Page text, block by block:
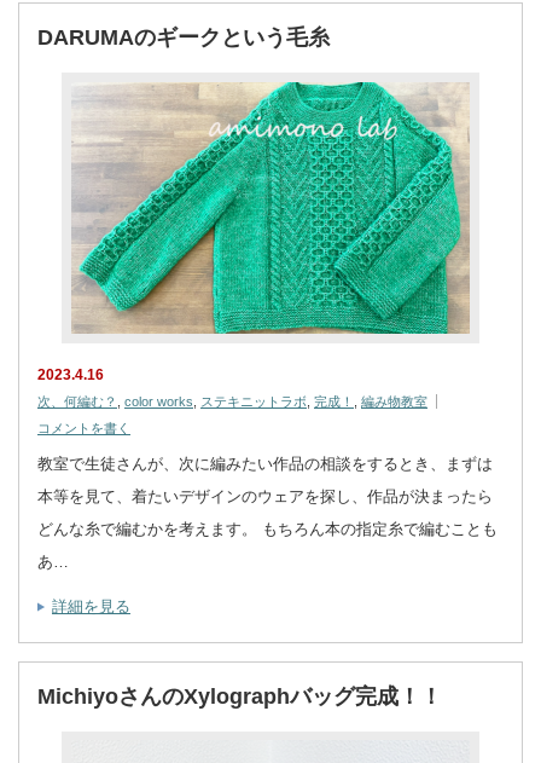
DARUMAのギークという毛糸
2023.4.16
次、何編む？ color works ステキニットラボ 完成！
編み物教室
コメントを書く
教室で生徒さんが、次に編みたい作品の相談をするとき、まずは
本等を見て、着たいデザインのウェアを探し、作品が決まったら
どんな糸で編むかを考えます。 もちろん本の指定糸で編むことも
あ…
詳細を見る
MichiyoさんのXylographバッグ完成！！